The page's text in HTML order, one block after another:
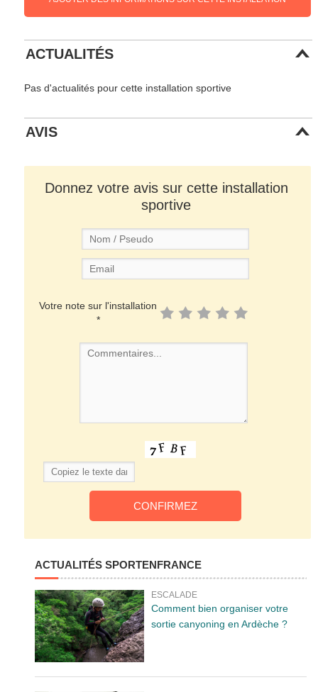
ACTUALITÉS
Pas d'actualités pour cette installation sportive
AVIS
Donnez votre avis sur cette installation
sportive
Votre note sur l'installation
*
ACTUALITÉS SPORTENFRANCE
ESCALADE
Comment bien organiser votre
sortie canyoning en Ardèche ?